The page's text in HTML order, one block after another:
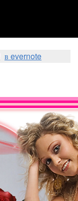
в evernote